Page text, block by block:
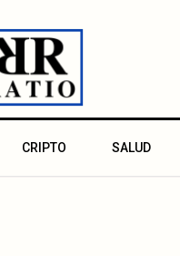
CRIPTO SALUD